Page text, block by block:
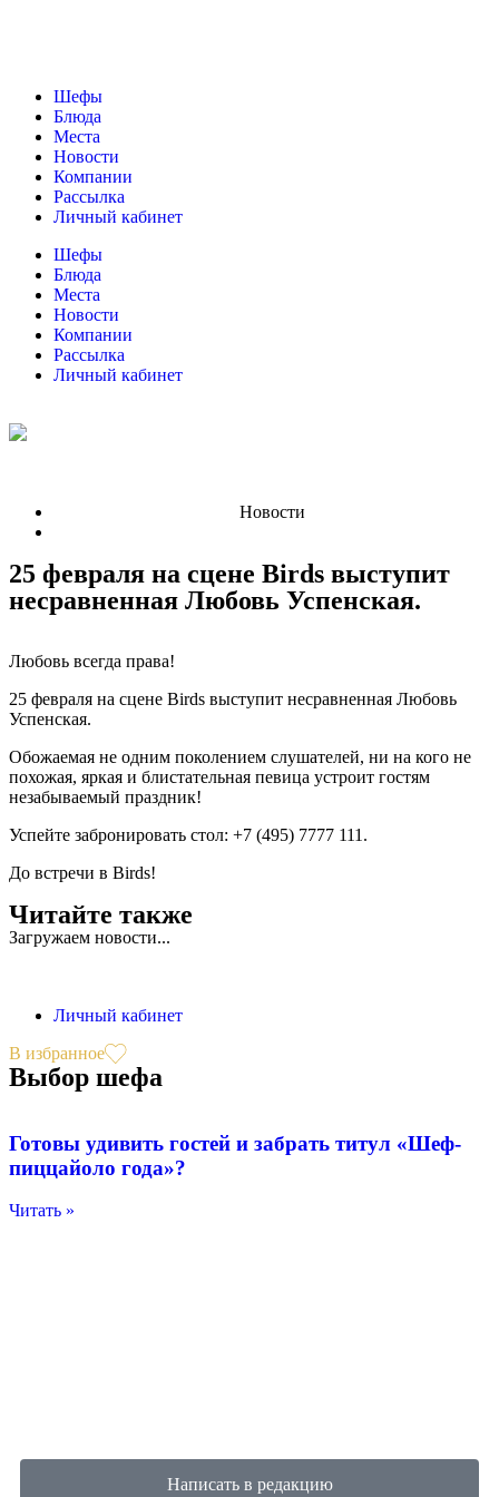
Шефы
Блюда
Места
Новости
Компании
Рассылка
Личный кабинет
Шефы
Блюда
Места
Новости
Компании
Рассылка
Личный кабинет
Новости
25 февраля на сцене Birds выступит
несравненная Любовь Успенская.
Любовь всегда права!
25 февраля на сцене Birds выступит несравненная Любовь
Успенская.
Обожаемая не одним поколением слушателей, ни на кого не
похожая, яркая и блистательная певица устроит гостям
незабываемый праздник!
Успейте забронировать стол: +7 (495) 7777 111.
До встречи в Birds!
Читайте также
Загружаем новости...
Личный кабинет
В избранное
Выбор шефа
Готовы удивить гостей и забрать титул «Шеф-
пиццайоло года»?
Читать »
Написать в редакцию